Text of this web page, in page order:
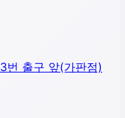
번 출구 앞(가판점)